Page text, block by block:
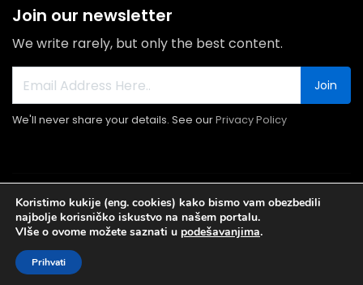
Join our newsletter
We write rarely, but only the best content.
Join
We'll never share your details. See ourPrivacy Policy
© 2026 Portal Ledine.rs All rights reserved.
Početna Biznis Baza
Koristimo kukije (eng. cookies) kako bismo vam obezbedili
najbolje korisničko iskustvo na našem portalu.
VIše o ovome možete saznati u podešavanjima.
Prihvati